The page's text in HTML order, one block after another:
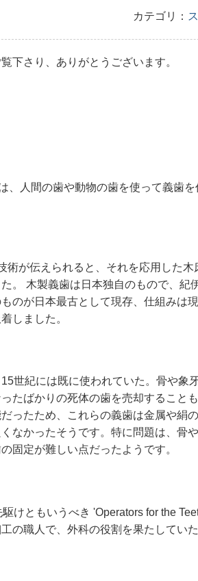
カテゴリ：
下さり、ありがとうございます。
、人間の歯や動物の歯を使って義歯を
術が伝えられると、それを応用した木
。 木製義歯は日本独自のもので、紀
のが日本最古として現存、仕組みは
しました。
15世紀には既に使われていた。骨や象
たばかりの死体の歯を売却すること
ったため、これらの義歯は金属や絹
なかったそうです。特に問題は、骨
固定が難しい点だったようです。
けともいうべき 'Operators for the
の職人で、外科の役割を果たしてい